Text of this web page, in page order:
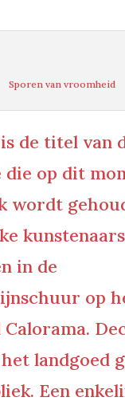
Sporen van vroomheid
de titel van
die op dit
wordt
kunstenaars
in de
op
landgoed
Een